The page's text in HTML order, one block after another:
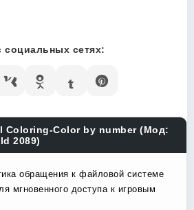
сетях:
Coloring-Color by number (Мод:
2089)
обращения к файловой системе
мгновенного доступа к игровым